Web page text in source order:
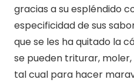
gracias a su espléndido
especificidad de sus
que se les ha quitado la
se pueden triturar,
tal cual para hacer